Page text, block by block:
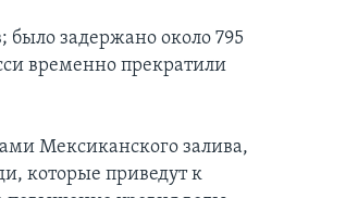
задержано около 795
временно прекратили
Мексиканского залива,
которые приведут к